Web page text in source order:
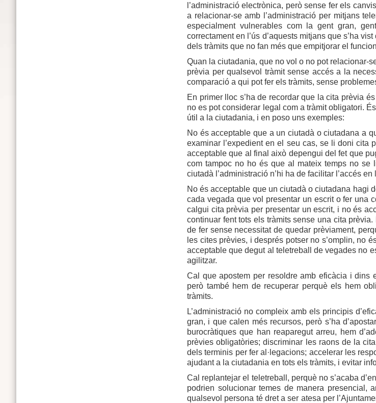
l’administració electrònica, però sense fer els
a relacionar-se amb l’administració per mitjans
especialment vulnerables com la gent gran,
correctament en l’ús d’aquests mitjans que s’ha
dels tràmits que no fan més que empitjorar el
Quan la ciutadania, que no vol o no pot relacionar-
prèvia per qualsevol tràmit sense accés a la
comparació a qui pot fer els tràmits, sense
En primer lloc s’ha de recordar que la cita prèvia
no es pot considerar legal com a tràmit obligatori.
útil a la ciutadania, i en poso uns exemples:
No és acceptable que a un ciutadà o ciutadana a
examinar l’expedient en el seu cas, se li doni cita
acceptable que al final això depengui del fet que
com tampoc no ho és que al mateix temps no se
ciutadà l’administració n’hi ha de facilitar l’accés en
No és acceptable que un ciutadà o ciutadana hagi
cada vegada que vol presentar un escrit o fer una
calgui cita prèvia per presentar un escrit, i no és
continuar fent tots els tràmits sense una cita
de fer sense necessitat de quedar prèviament,
les cites prèvies, i després potser no s’omplin, no
acceptable que degut al teletreball de vegades no
agilitzar.
Cal que apostem per resoldre amb eficàcia i dins
però també hem de recuperar perquè els hem
tràmits.
L’administració no compleix amb els principis
gran, i que calen més recursos, però s’ha
burocràtiques que han reaparegut arreu, hem
prèvies obligatòries; discriminar les raons de la
dels terminis per fer al·legacions; accelerar les
ajudant a la ciutadania en tots els tràmits, i evitar
Cal replantejar el teletreball, perquè no s’acaba
podrien solucionar temes de manera presencial,
qualsevol persona té dret a ser atesa per